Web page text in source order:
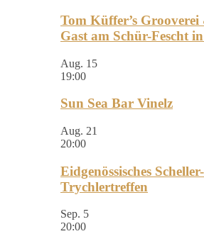
Tom Küffer’s Grooverei
Gast am Schür-Fescht
Aug. 15
19:00
Sun Sea Bar Vinelz
Aug. 21
20:00
Eidgenössisches
Trychlertreffen
Sep. 5
20:00